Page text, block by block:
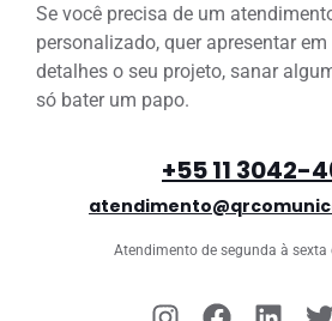
Se você precisa de um
personalizado, quer apresentar
detalhes o seu projeto, sanar
só bater um papo.
+55 11 3042-
Atendimento de segunda à sexta